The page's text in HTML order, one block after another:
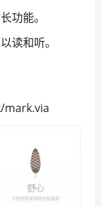
功能。
读和听。